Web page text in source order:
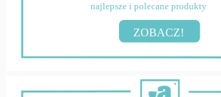
najlepsze i polecane produkty
ZOBACZ!